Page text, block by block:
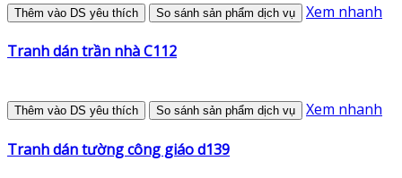
Thêm vào DS yêu thích So sánh sản phẩm dịch vụ Xem nhanh
Tranh dán trần nhà C112
Thêm vào DS yêu thích So sánh sản phẩm dịch vụ Xem nhanh
Tranh dán tường công giáo d139